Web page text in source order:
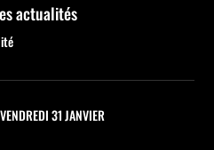
actualités
31 JANVIER